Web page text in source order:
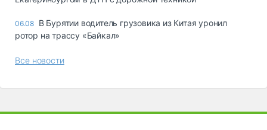
06.08 В Бурятии водитель грузовика из Китая уронил
ротор на трассу «Байкал»
Все новости